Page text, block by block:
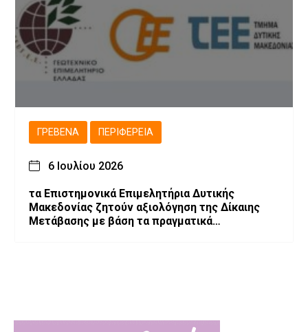
ΓΡΕΒΕΝΆ ΠΕΡΙΦΈΡΕΙΑ
6 Ιουλίου 2026
τα Επιστημονικά Επιμελητήρια Δυτικής
Μακεδονίας ζητούν αξιολόγηση της Δίκαιης
Μετάβασης με βάση τα πραγματικά